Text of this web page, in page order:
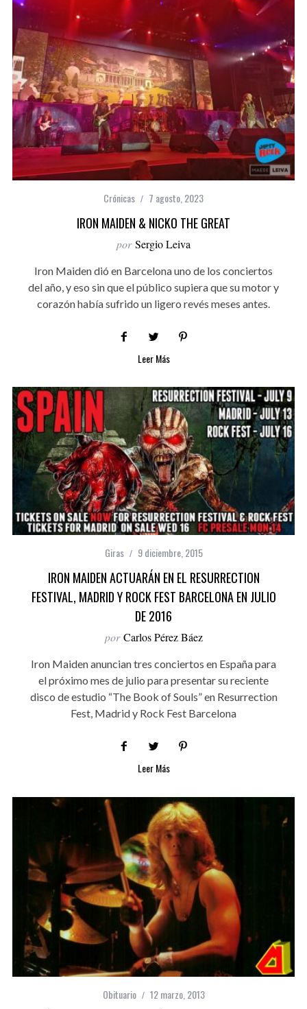
Crónicas 7 agosto, 2023
IRON MAIDEN & NICKO THE GREAT
por Sergio Leiva
Iron Maiden dió en Barcelona uno de los conciertos
del año, y eso sin que el público supiera que su motor y
corazón había sufrido un ligero revés meses antes.
Leer Más
Giras 9 diciembre, 2015
IRON MAIDEN ACTUARÁN EN EL RESURRECTION
FESTIVAL, MADRID Y ROCK FEST BARCELONA EN JULIO
DE 2016
por Carlos Pérez Báez
Iron Maiden anuncian tres conciertos en España para
el próximo mes de julio para presentar su reciente
disco de estudio “The Book of Souls” en Resurrection
Fest, Madrid y Rock Fest Barcelona
Leer Más
Obituario 12 marzo, 2013